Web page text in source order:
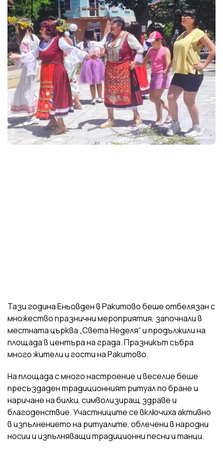
Тази година Еньовден в Ракитово беше отбелязан с
множество празнични мероприятия, започнали в
местната църква „Света Неделя“ и продължили на
площада в центъра на града. Празникът събра
много жители и гости на Ракитово.
На площада с много настроение и веселие беше
пресъздаден традиционният ритуал по бране и
наричане на билки, символизиращ здраве и
благоденствие. Участниците се включиха активно
в изпълнението на ритуалите, облечени в народни
носии и изпълняващи традиционни песни и танци.